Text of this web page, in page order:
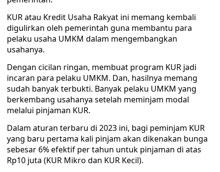
KUR atau Kredit Usaha Rakyat ini memang kembali
digulirkan oleh pemerintah guna membantu para
pelaku usaha UMKM dalam mengembangkan
usahanya.
Dengan cicilan ringan, membuat program KUR jadi
incaran para pelaku UMKM. Dan, hasilnya memang
sudah banyak terbukti. Banyak pelaku UMKM yang
berkembang usahanya setelah meminjam modal
melalui pinjaman KUR.
Dalam aturan terbaru di 2023 ini, bagi peminjam KUR
yang baru pertama kali pinjam akan dikenakan bunga
sebesar 6% efektif per tahun untuk pinjaman di atas
Rp10 juta (KUR Mikro dan KUR Kecil).